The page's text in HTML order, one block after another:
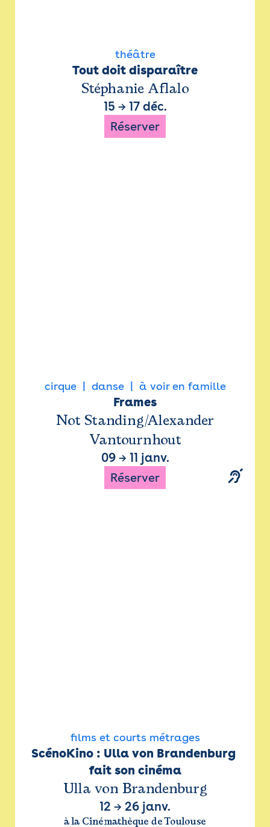
théâtre
Tout doit disparaître
Stéphanie Aflalo
15 → 17 déc.
Réserver
cirque danse à voir en famille
Frames
Not Standing/Alexander
Vantournhout
09→ 11 janv.
Réserver
films et courts métrages
ScénoKino : Ulla von Brandenburg
fait son cinéma
Ulla von Brandenburg
12 → 26 janv.
à la Cinémathèque de Toulouse